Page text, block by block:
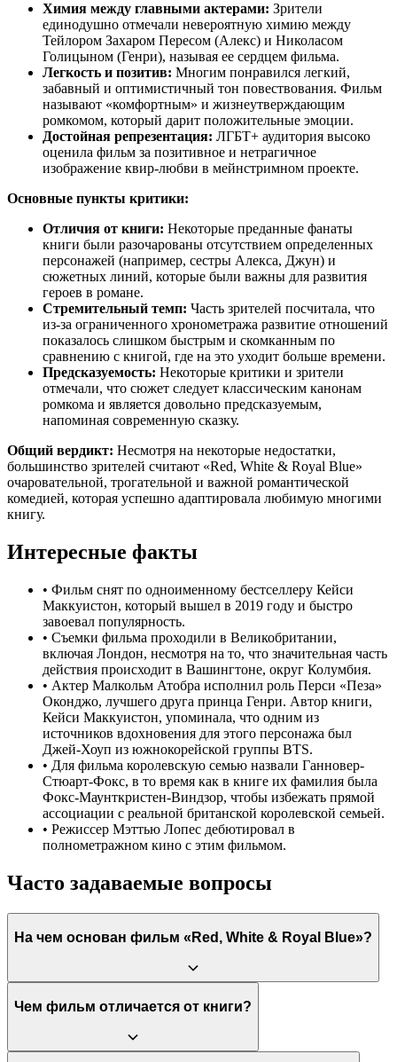
Химия между главными актерами: Зрители
единодушно отмечали невероятную химию между
Тейлором Захаром Пересом (Алекс) и Николасом
Голицыном (Генри), называя ее сердцем фильма.
Легкость и позитив: Многим понравился легкий,
забавный и оптимистичный тон повествования. Фильм
называют «комфортным» и жизнеутверждающим
ромкомом, который дарит положительные эмоции.
Достойная репрезентация: ЛГБТ+ аудитория высоко
оценила фильм за позитивное и нетрагичное
изображение квир-любви в мейнстримном проекте.
Основные пункты критики:
Отличия от книги: Некоторые преданные фанаты
книги были разочарованы отсутствием определенных
персонажей (например, сестры Алекса, Джун) и
сюжетных линий, которые были важны для развития
героев в романе.
Стремительный темп: Часть зрителей посчитала, что
из-за ограниченного хронометража развитие отношений
показалось слишком быстрым и скомканным по
сравнению с книгой, где на это уходит больше времени.
Предсказуемость: Некоторые критики и зрители
отмечали, что сюжет следует классическим канонам
ромкома и является довольно предсказуемым,
напоминая современную сказку.
Общий вердикт: Несмотря на некоторые недостатки,
большинство зрителей считают «Red, White & Royal Blue»
очаровательной, трогательной и важной романтической
комедией, которая успешно адаптировала любимую многими
книгу.
Интересные факты
• Фильм снят по одноименному бестселлеру Кейси
Маккуистон, который вышел в 2019 году и быстро
завоевал популярность.
• Съемки фильма проходили в Великобритании,
включая Лондон, несмотря на то, что значительная часть
действия происходит в Вашингтоне, округ Колумбия.
• Актер Малкольм Атобра исполнил роль Перси «Пеза»
Оконджо, лучшего друга принца Генри. Автор книги,
Кейси Маккуистон, упоминала, что одним из
источников вдохновения для этого персонажа был
Джей-Хоуп из южнокорейской группы BTS.
• Для фильма королевскую семью назвали Ганновер-
Стюарт-Фокс, в то время как в книге их фамилия была
Фокс-Маунткристен-Виндзор, чтобы избежать прямой
ассоциации с реальной британской королевской семьей.
• Режиссер Мэттью Лопес дебютировал в
полнометражном кино с этим фильмом.
Часто задаваемые вопросы
На чем основан фильм «Red, White & Royal Blue»?
Фильм является экранизацией одноименного романа-
впервые опубликованного в 2019 году. Книга быстро стала
феноменом и завоевала любовь читателей по всему миру.
Чем фильм отличается от книги?